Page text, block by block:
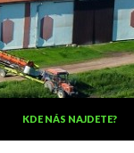
KDE NÁS NAJDETE?